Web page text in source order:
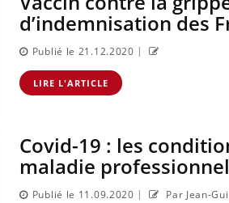
d’indemnisation des
Publié le 21.12.2020 |
LIRE L'ARTICLE
Covid-19 : les
maladie
Publié le 11.09.2020 | Par Jean-